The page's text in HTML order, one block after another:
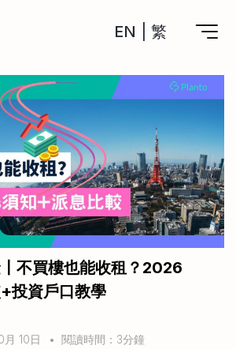
EN 繁
一步
所有戶口
口
所有強積金戶口
數/私人貸款
推廣優惠
年息比較
(美股)
美股投資戶口
(港股)
股投資戶口
幣
交易所
供計劃戶口
不買樓也能收租？2026
投資戶口教學
10日 • 閱讀時間：3分鐘